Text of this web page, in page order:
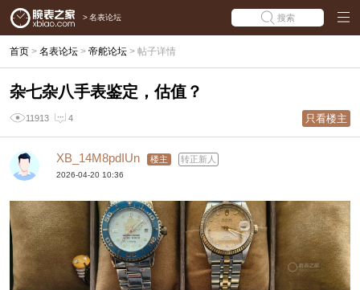
> 名表论坛 搜索
首页 > 名表论坛 > 帝舵论坛 > 帖子详情
杂七杂八手表鉴定，估值？
11913 4 只看楼主
XB_14M8pdIUn 楼主 转正新人
2026-04-20 10:36